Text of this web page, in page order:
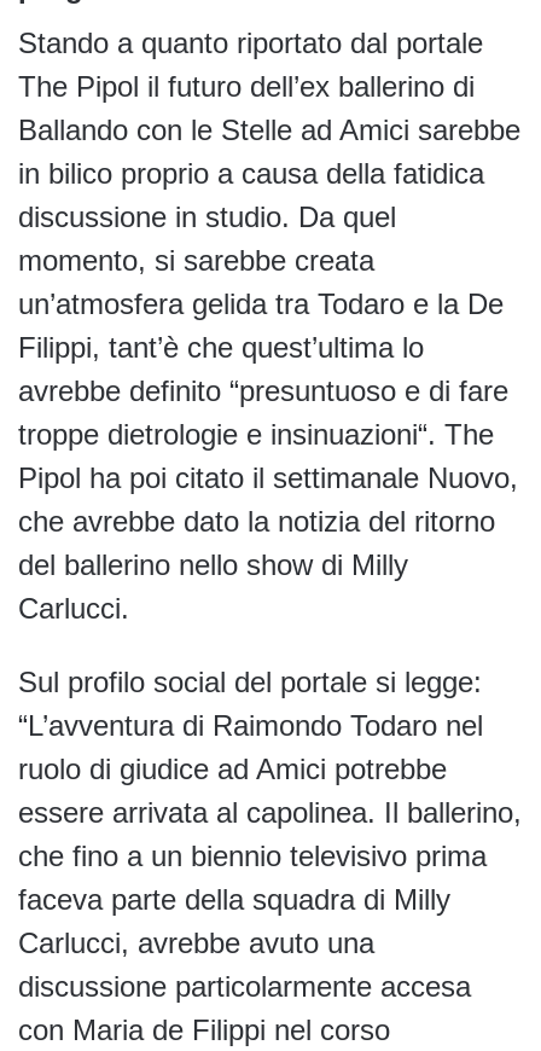
Stando a quanto riportato dal portale
The Pipol il futuro dell’ex ballerino di
Ballando con le Stelle ad Amici sarebbe
in bilico proprio a causa della fatidica
discussione in studio. Da quel
momento, si sarebbe creata
un’atmosfera gelida tra Todaro e la De
Filippi, tant’è che quest’ultima lo
avrebbe definito “presuntuoso e di fare
troppe dietrologie e insinuazioni“. The
Pipol ha poi citato il settimanale Nuovo,
che avrebbe dato la notizia del ritorno
del ballerino nello show di Milly
Carlucci.
Sul profilo social del portale si legge:
“L’avventura di Raimondo Todaro nel
ruolo di giudice ad Amici potrebbe
essere arrivata al capolinea. Il ballerino,
che fino a un biennio televisivo prima
faceva parte della squadra di Milly
Carlucci, avrebbe avuto una
discussione particolarmente accesa
con Maria de Filippi nel corso